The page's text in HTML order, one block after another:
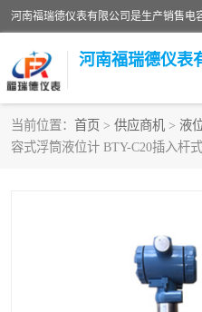
河南福瑞德仪表
当前位置： 首页 > 供应商机 > 液
容式浮筒液位计 BTY-C20插入杆
液位计